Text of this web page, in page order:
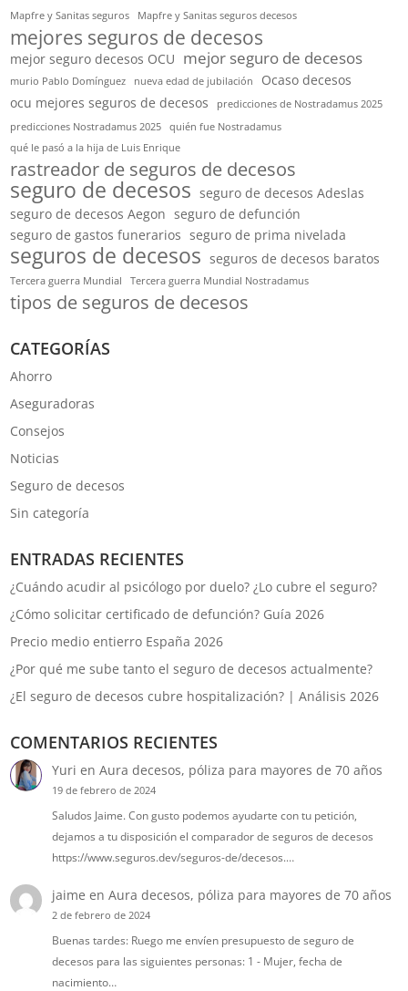
Mapfre y Sanitas seguros
Mapfre y Sanitas seguros decesos
mejores seguros de decesos
mejor seguro decesos OCU mejor seguro de decesos
murio Pablo Domínguez nueva edad de jubilación
Ocaso decesos
ocu mejores seguros de decesos
predicciones de Nostradamus 2025
predicciones Nostradamus 2025
quién fue Nostradamus
qué le pasó a la hija de Luis Enrique
rastreador de seguros de decesos
seguro de decesos seguro de decesos Adeslas
seguro de decesos Aegon seguro de defunción
seguro de gastos funerarios seguro de prima nivelada
seguros de decesos seguros de decesos baratos
Tercera guerra Mundial Tercera guerra Mundial Nostradamus
tipos de seguros de decesos
CATEGORÍAS
Ahorro
Aseguradoras
Consejos
Noticias
Seguro de decesos
Sin categoría
ENTRADAS RECIENTES
¿Cuándo acudir al psicólogo por duelo? ¿Lo cubre el seguro?
¿Cómo solicitar certificado de defunción? Guía 2026
Precio medio entierro España 2026
¿Por qué me sube tanto el seguro de decesos actualmente?
¿El seguro de decesos cubre hospitalización? | Análisis 2026
COMENTARIOS RECIENTES
Yuri en Aura decesos, póliza para mayores de 70 años
19 de febrero de 2024
Saludos Jaime. Con gusto podemos ayudarte con tu petición,
dejamos a tu disposición el comparador de seguros de decesos
https://www.seguros.dev/seguros-de/decesos.…
jaime en Aura decesos, póliza para mayores de 70 años
2 de febrero de 2024
Buenas tardes: Ruego me envíen presupuesto de seguro de
decesos para las siguientes personas: 1 - Mujer, fecha de
nacimiento…